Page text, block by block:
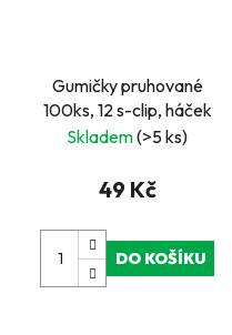
Gumičky pruhované
100ks, 12 s-clip, háček
Skladem(>5 ks)
49 Kč
DO KOŠÍKU